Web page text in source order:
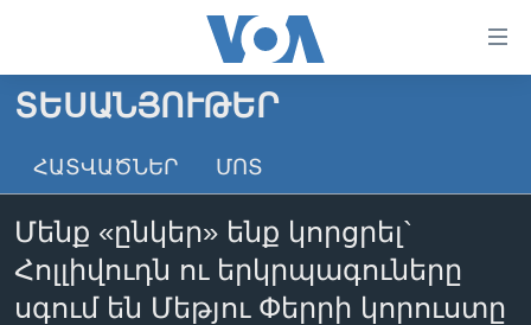
անցնել
հիմնական
անցնել
բովանդակությանը
հիմնական
բովանդակություն
ԳԼԽԱՎՈՐ ԷՋ
ԼՈՒՐԵՐ
ՏԵՍԱՆՅՈՒԹԵՐ
ՖԻԼՄԵՐ
ՏԵՍԱՆՅՈՒԹԵՐ
ՀԱՏՎԱԾՆԵՐ ՄՈՏ
Մենք «ընկեր» ենք կորցրել`
Հոլլիվուդն ու երկրպագուները
սգում են Մեթյու Փերրի կորուստը